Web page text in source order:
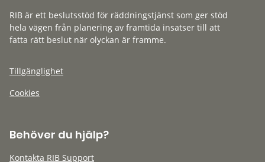
RIB är ett beslutsstöd för räddningstjänst som ger stöd
hela vägen från planering av framtida insatser till att
fatta rätt beslut när olyckan är framme.
Tillgänglighet
Cookies
Behöver du hjälp?
Kontakta RIB Support